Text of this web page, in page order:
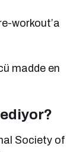
workout’a
madde en
Society of